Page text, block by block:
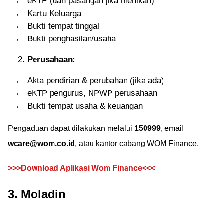
Kartu Keluarga
Bukti tempat tinggal
Bukti penghasilan/usaha
Perusahaan:
Akta pendirian & perubahan (jika ada)
eKTP pengurus, NPWP perusahaan
Bukti tempat usaha & keuangan
Pengaduan dapat dilakukan melalui 150999, email
wcare@wom.co.id , atau kantor cabang WOM Finance.
>>>Download Aplikasi Wom Finance<<<
3. Moladin